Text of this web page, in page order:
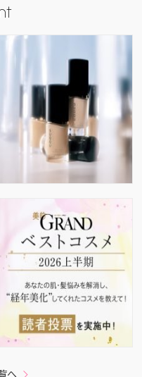
へ